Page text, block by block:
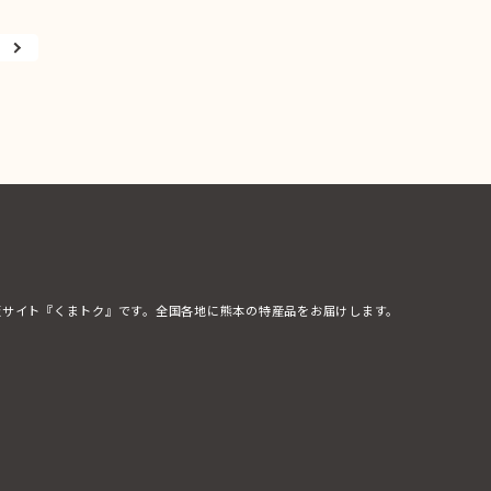
イト『くまトク』です。全国各地に熊本の特産品をお届けします。